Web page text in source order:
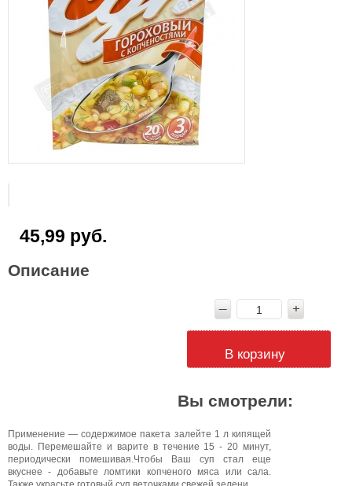
45,99 руб.
Описание
В корзину
Вы смотрели:
Применение — содержимое пакета залейте 1 л кипящей
воды. Перемешайте и варите в течение 15 - 20 минут,
периодически помешивая.Чтобы Ваш суп стал еще
вкуснее - добавьте ломтики копченого мяса или сала.